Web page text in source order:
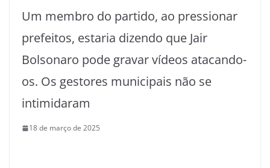
Um membro do partido, ao pressionar
prefeitos, estaria dizendo que Jair
Bolsonaro pode gravar vídeos atacando-
os. Os gestores municipais não se
intimidaram
18 de março de 2025